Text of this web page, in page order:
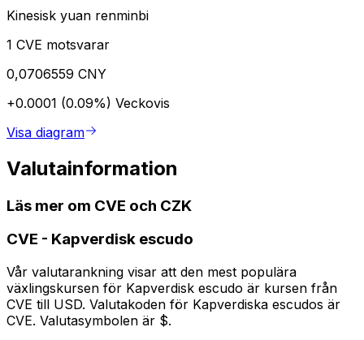
Kinesisk yuan renminbi
1 CVE motsvarar
0,0706559 CNY
+0.0001 (0.09%) Veckovis
Visa diagram
Valutainformation
Läs mer om CVE och CZK
CVE - Kapverdisk escudo
Vår valutarankning visar att den mest populära
växlingskursen för Kapverdisk escudo är kursen från
CVE till USD. Valutakoden för Kapverdiska escudos är
CVE. Valutasymbolen är $.